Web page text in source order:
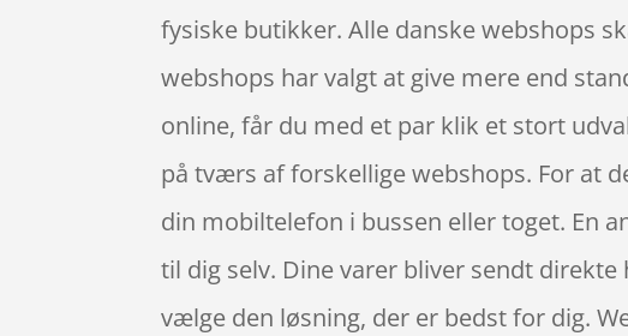
fysiske butikker. Alle danske webshops
webshops har valgt at give mere end
online, får du med et par klik et stort
på tværs af forskellige webshops. For at
din mobiltelefon i bussen eller toget. En
til dig selv. Dine varer bliver sendt
vælge den løsning, der er bedst for dig.